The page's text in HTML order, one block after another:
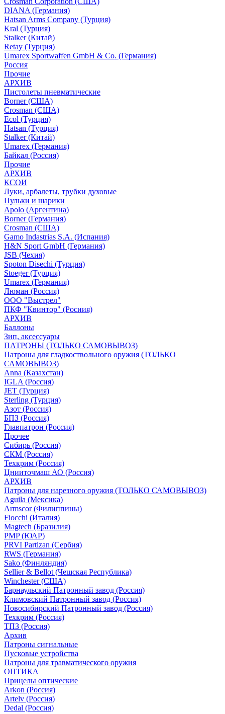
DIANA (Германия)
Hatsan Arms Company (Турция)
Kral (Турция)
Stalker (Китай)
Retay (Турция)
Umarex Sportwaffen GmbH & Co. (Германия)
Россия
Прочие
АРХИВ
Пистолеты пневматические
Borner (США)
Crosman (США)
Ecol (Турция)
Hatsan (Турция)
Stalker (Китай)
Umarex (Германия)
Байкал (Россия)
Прочие
АРХИВ
КСОИ
Луки, арбалеты, трубки духовые
Пульки и шарики
Apolo (Аргентина)
Borner (Германия)
Crosman (США)
Gamo Indastrias S.A. (Испания)
H&N Sport GmbH (Германия)
JSB (Чехия)
Spoton Disechi (Турция)
Stoeger (Турция)
Umarex (Германия)
Люман (Россия)
ООО "Выстрел"
ПКФ "Квинтор" (Росиия)
АРХИВ
Баллоны
Зип, аксессуары
ПАТРОНЫ (ТОЛЬКО САМОВЫВОЗ)
Патроны для гладкоствольного оружия (ТОЛЬКО
САМОВЫВОЗ)
Anna (Казахстан)
IGLA (Россия)
JET (Турция)
Sterling (Турция)
Азот (Россия)
БПЗ (Россия)
Главпатрон (Россия)
Прочее
Сибирь (Россия)
СКМ (Россия)
Техкрим (Россия)
Цнииточмаш АО (Россия)
АРХИВ
Патроны для нарезного оружия (ТОЛЬКО САМОВЫВОЗ)
Aguila (Мексика)
Armscor (Филиппины)
Fiocchi (Италия)
Magtech (Бразилия)
PMP (ЮАР)
PRVI Partizan (Сербия)
RWS (Германия)
Sako (Финляндия)
Sellier & Bellot (Чешская Республика)
Winchester (США)
Барнаульский Патронный завод (Россия)
Климовский Патронный завод (Россия)
Новосибирский Патронный завод (Россия)
Техкрим (Россия)
ТПЗ (Россия)
Архив
Патроны сигнальные
Пусковые устройства
Патроны для травматического оружия
ОПТИКА
Прицелы оптические
Arkon (Россия)
Artelv (Россия)
Dedal (Россия)